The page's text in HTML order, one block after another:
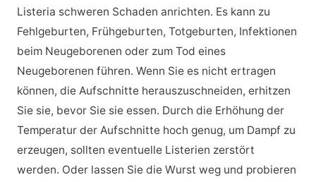
Listeria schweren Schaden anrichten. Es kann zu
Fehlgeburten, Frühgeburten, Totgeburten, Infektionen
beim Neugeborenen oder zum Tod eines
Neugeborenen führen. Wenn Sie es nicht ertragen
können, die Aufschnitte herauszuschneiden, erhitzen
Sie sie, bevor Sie sie essen. Durch die Erhöhung der
Temperatur der Aufschnitte hoch genug, um Dampf zu
erzeugen, sollten eventuelle Listerien zerstört
werden. Oder lassen Sie die Wurst weg und probieren